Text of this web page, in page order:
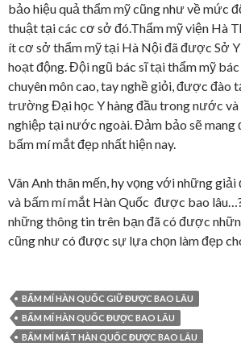
bảo hiệu quả thẩm mỹ cũng như về mức
thuật tại các cơ sở đó.Thẩm mỹ viện Hà
ít cơ sở thẩm mỹ tại Hà Nội đã được Sở
hoạt động. Đội ngũ bác sĩ tại thẩm mỹ bác
chuyên môn cao, tay nghề giỏi, được đào
trường Đại học Y hàng đầu trong nước
nghiệp tại nước ngoài. Đảm bảo sẽ mang
bấm mí mắt đẹp nhất hiện nay.
Vân Anh thân mến, hy vọng với những giải
và bấm mí mắt Hàn Quốc được bao
những thông tin trên bạn đã có được
cũng như có được sự lựa chọn làm đẹp
BẤM MÍ HÀN QUỐC GIỮ ĐƯỢC BAO LÂU
BẤM MÍ HÀN QUỐC ĐƯỢC BAO LÂU
BẤM MÍ MẮT HÀN QUỐC ĐƯỢC BAO LÂU